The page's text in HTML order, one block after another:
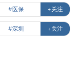
#医保 +关注
#深圳 +关注